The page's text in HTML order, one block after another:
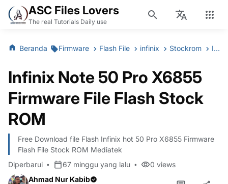
ASC Files Lovers
The real Tutorials Daily use
Beranda Firmware Flash File infinix Stockrom Infinix Note 50 Pro X6855 Firmware File Flash Stock ROM
Infinix Note 50 Pro X6855
Firmware File Flash Stock
ROM
Free Download file Flash Infinix hot 50 Pro X6855 Firmware
Flash File Stock ROM Mediatek
Diperbarui
67 minggu yang lalu 0 views
Ahmad Nur Kabib